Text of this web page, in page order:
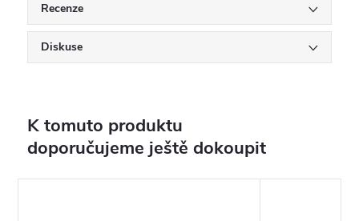
Recenze
Diskuse
K tomuto produktu
doporučujeme ještě dokoupit